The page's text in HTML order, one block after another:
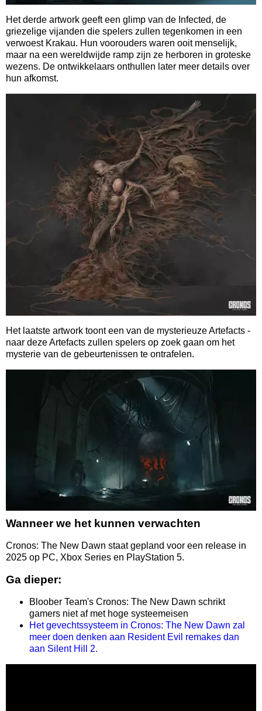
Het derde artwork geeft een glimp van de Infected, de
griezelige vijanden die spelers zullen tegenkomen in een
verwoest Krakau. Hun voorouders waren ooit menselijk,
maar na een wereldwijde ramp zijn ze herboren in groteske
wezens. De ontwikkelaars onthullen later meer details over
hun afkomst.
Het laatste artwork toont een van de mysterieuze Artefacts -
naar deze Artefacts zullen spelers op zoek gaan om het
mysterie van de gebeurtenissen te ontrafelen.
Wanneer we het kunnen verwachten
Cronos: The New Dawn staat gepland voor een release in
2025 op PC, Xbox Series en PlayStation 5.
Ga dieper:
Bloober Team's Cronos: The New Dawn schrikt
gamers niet af met hoge systeemeisen
Het gevechtssysteem in Cronos: The New Dawn zal
meer doen denken aan Resident Evil remakes dan
aan Silent Hill 2.